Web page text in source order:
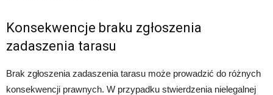
Konsekwencje braku zgłoszenia
zadaszenia tarasu
Brak zgłoszenia zadaszenia tarasu może prowadzić do różnych
konsekwencji prawnych. W przypadku stwierdzenia nielegalnej